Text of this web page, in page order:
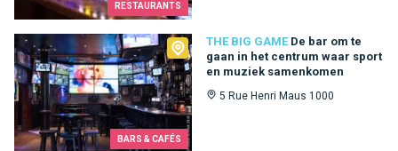
RESTAURANTS
BARS & CAFÉS
THE BIG GAME De bar om te
gaan in het centrum waar sport
en muziek samenkomen
5 Rue Henri Maus 1000
The Big Game